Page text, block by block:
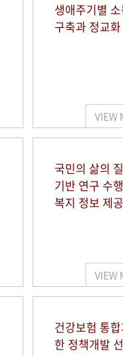
생애주기별
구축과 정교화
VIEW
국민의 삶의
기반 연구 수
복지 정보 제공
VIEW
건강보험 통
한 정책개발